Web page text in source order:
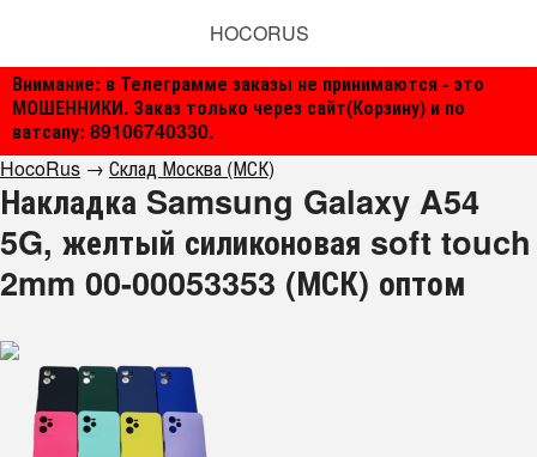
Внимание: в Телеграмме заказы не принимаются - это
МОШЕННИКИ. Заказ только через сайт(Корзину) и по
ватсапу: 89106740330.
HOCORUS
HocoRus → Склад Москва (МСК)
Накладка Samsung Galaxy A54
5G, желтый силиконовая soft touch
2mm 00-00053353 (МСК) оптом